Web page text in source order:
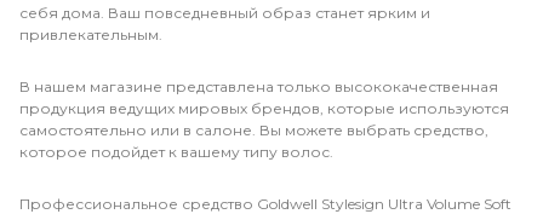
себя дома. Ваш повседневный образ станет ярким и
привлекательным.
В нашем магазине представлена только высококачественная
продукция ведущих мировых брендов, которые используются
самостоятельно или в салоне. Вы можете выбрать средство,
которое подойдет к вашему типу волос.
Профессиональное средство Goldwell Stylesign Ultra Volume Soft